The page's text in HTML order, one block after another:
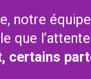
notre
que
certains